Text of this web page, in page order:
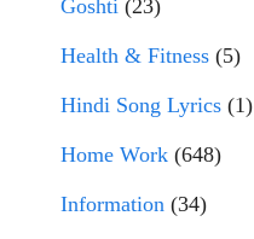
Goshti (23)
Health & Fitness (5)
Hindi Song Lyrics (1)
Home Work (648)
Information (34)